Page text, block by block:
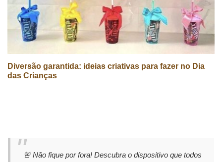
Diversão garantida: ideias criativas para fazer no Dia
das Crianças
🚨 Não fique por fora! Descubra o dispositivo que todos